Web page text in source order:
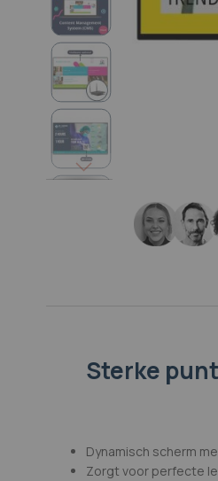
Sterke
Dynamisch scherm
Zorgt voor perfecte